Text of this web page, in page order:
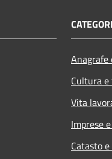
Cultura
Vita
Imprese
Catasto